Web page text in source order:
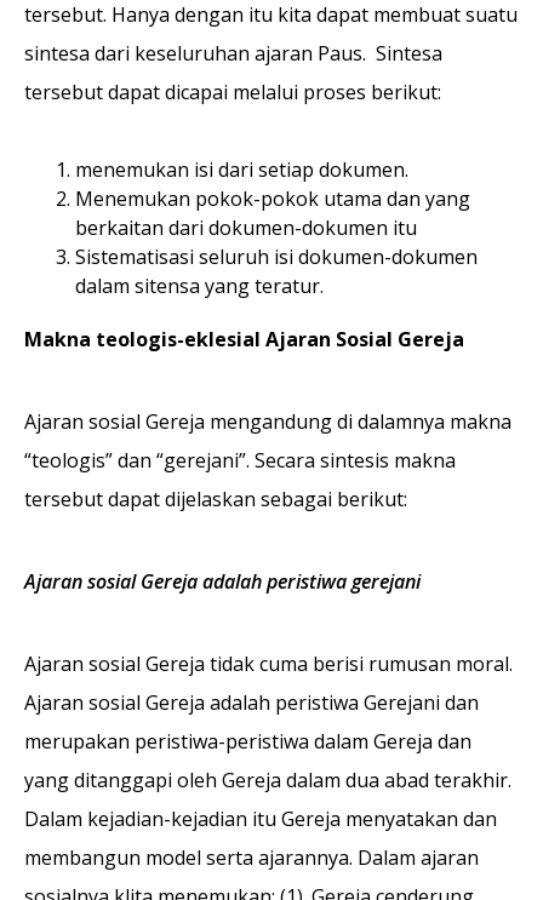
tersebut. Hanya dengan itu kita dapat membuat suatu
sintesa dari keseluruhan ajaran Paus. Sintesa
tersebut dapat dicapai melalui proses berikut:
menemukan isi dari setiap dokumen.
Menemukan pokok-pokok utama dan yang
berkaitan dari dokumen-dokumen itu
Sistematisasi seluruh isi dokumen-dokumen
dalam sitensa yang teratur.
Makna teologis-eklesial Ajaran Sosial Gereja
Ajaran sosial Gereja mengandung di dalamnya makna
“teologis” dan “gerejani”. Secara sintesis makna
tersebut dapat dijelaskan sebagai berikut:
Ajaran sosial Gereja adalah peristiwa gerejani
Ajaran sosial Gereja tidak cuma berisi rumusan moral.
Ajaran sosial Gereja adalah peristiwa Gerejani dan
merupakan peristiwa-peristiwa dalam Gereja dan
yang ditanggapi oleh Gereja dalam dua abad terakhir.
Dalam kejadian-kejadian itu Gereja menyatakan dan
membangun model serta ajarannya. Dalam ajaran